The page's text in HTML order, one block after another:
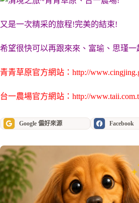
又是一次精采的旅程!完美的結束!
希望很快可以再跟來來、富瑜、思瑾一
青青草原官方網站： http://
台一農場官方網站： http://
Google 偏好來源 Facebook